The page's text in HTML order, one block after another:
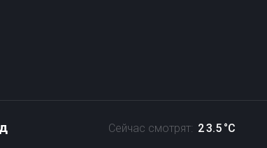
Сейчас смотрят: 23.5 °C